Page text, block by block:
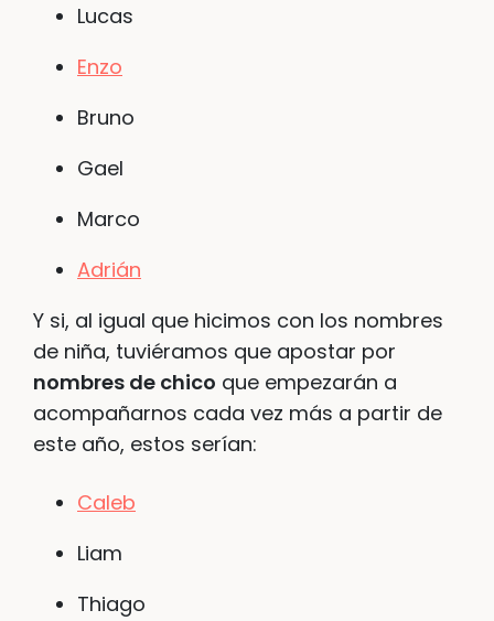
Lucas
Enzo
Bruno
Gael
Marco
Adrián
Y si, al igual que hicimos con los nombres
de niña, tuviéramos que apostar por
nombres de chico que empezarán a
acompañarnos cada vez más a partir de
este año, estos serían:
Caleb
Liam
Thiago